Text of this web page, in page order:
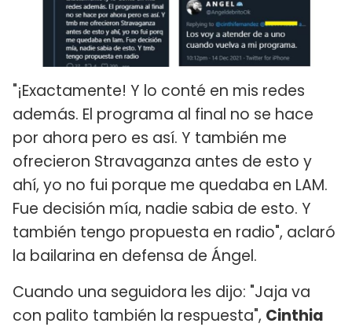
"¡Exactamente! Y lo conté en mis redes
además. El programa al final no se hace
por ahora pero es así. Y también me
ofrecieron Stravaganza antes de esto y
ahí, yo no fui porque me quedaba en LAM.
Fue decisión mía, nadie sabia de esto. Y
también tengo propuesta en radio", aclaró
la bailarina en defensa de Ángel.
Cuando una seguidora les dijo: "Jaja va
con palito también la respuesta", Cinthia